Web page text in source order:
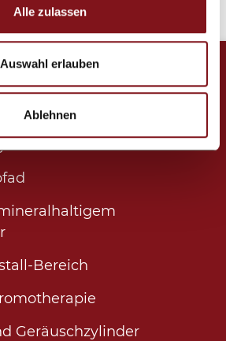
Alle zulassen
Auswahl erlauben
Ablehnen
Medrigalm
mit:
Bereich
Geräuschzylinder